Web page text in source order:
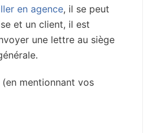
en agence, il se peut
et un client, il est
une lettre au siège
mentionnant vos